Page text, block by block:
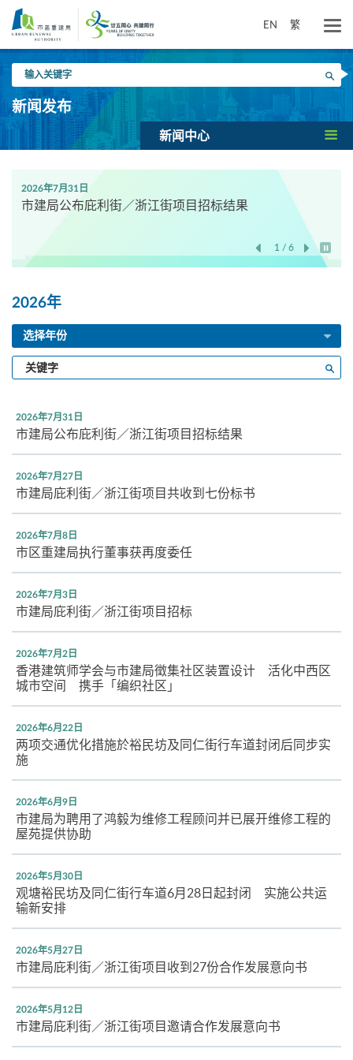
要
EN 繁
入
关
键
搜寻
新闻发布
新闻中心
2026年7月31日
市建局公布庇利街／浙江街项目招标结果
1 / 6
开始/
2026年
选择年份
输
入
键
字
2026年7月31日
市建局公布庇利街／浙江街项目招标结果
2026年7月27日
市建局庇利街／浙江街项目共收到七份标书
2026年7月8日
市区重建局执行董事获再度委任
2026年7月3日
市建局庇利街／浙江街项目招标
2026年7月2日
香港建筑师学会与市建局徵集社区装置设计 活化中西区
城市空间 携手「编织社区」
2026年6月22日
两项交通优化措施於裕民坊及同仁街行车道封闭后同步实
施
2026年6月9日
市建局为聘用了鸿毅为维修工程顾问并已展开维修工程的
屋苑提供协助
2026年5月30日
观塘裕民坊及同仁街行车道6月28日起封闭 实施公共运
输新安排
2026年5月27日
市建局庇利街／浙江街项目收到27份合作发展意向书
2026年5月12日
市建局庇利街／浙江街项目邀请合作发展意向书